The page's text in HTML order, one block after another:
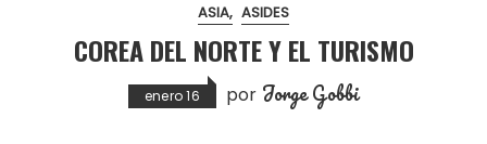
ASIA ASIDES
COREA DEL NORTE Y EL TURISMO
enero 16 por Jorge Gobbi